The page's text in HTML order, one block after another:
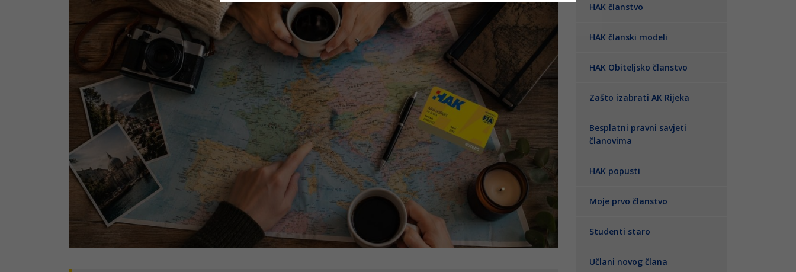
HAK članstvo
HAK članski modeli
HAK Obiteljsko članstvo
Zašto izabrati AK Rijeka
Besplatni pravni savjeti
članovima
HAK popusti
Moje prvo članstvo
Studenti staro
Učlani novog člana